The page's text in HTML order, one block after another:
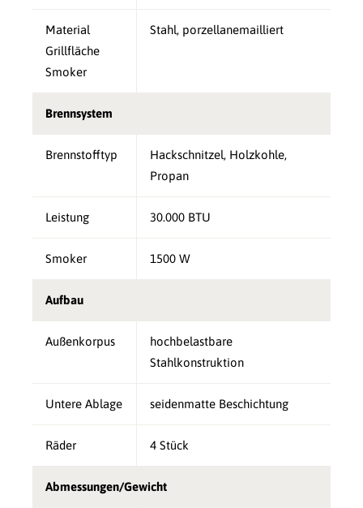
Material
Grillfläche
Smoker
Stahl, porzellanemailliert
Brennsystem
Brennstofftyp
Hackschnitzel, Holzkohle,
Propan
Leistung 30.000 BTU
Smoker 1500 W
Aufbau
Außenkorpus
hochbelastbare
Stahlkonstruktion
Untere Ablage seidenmatte Beschichtung
Räder 4 Stück
Abmessungen/Gewicht